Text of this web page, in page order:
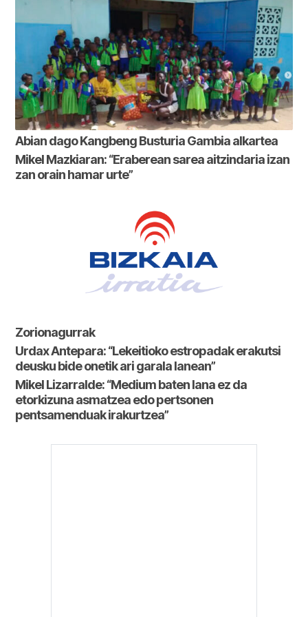
Abian dago Kangbeng Busturia Gambia alkartea
Mikel Mazkiaran: “Eraberean sarea aitzindaria izan
zan orain hamar urte”
Zorionagurrak
Urdax Antepara: “Lekeitioko estropadak erakutsi
deusku bide onetik ari garala lanean”
Mikel Lizarralde: “Medium baten lana ez da
etorkizuna asmatzea edo pertsonen
pentsamenduak irakurtzea”